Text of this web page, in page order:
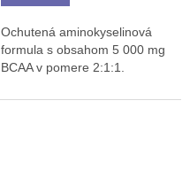
Ochutená aminokyselinová
formula s obsahom 5 000 mg
BCAA v pomere 2:1:1.